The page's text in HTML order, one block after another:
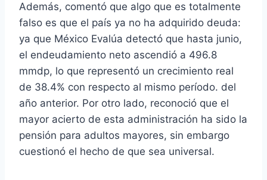
Además, comentó que algo que es totalmente
falso es que el país ya no ha adquirido deuda:
ya que México Evalúa detectó que hasta junio,
el endeudamiento neto ascendió a 496.8
mmdp, lo que representó un crecimiento real
de 38.4% con respecto al mismo período. del
año anterior. Por otro lado, reconoció que el
mayor acierto de esta administración ha sido la
pensión para adultos mayores, sin embargo
cuestionó el hecho de que sea universal.